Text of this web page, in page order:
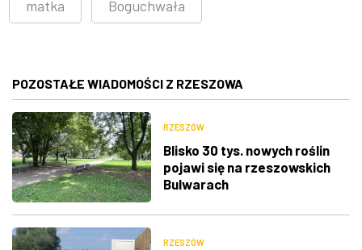
matka Boguchwała
POZOSTAŁE WIADOMOŚCI Z RZESZOWA
RZESZÓW
Blisko 30 tys. nowych roślin
pojawi się na rzeszowskich
Bulwarach
RZESZÓW